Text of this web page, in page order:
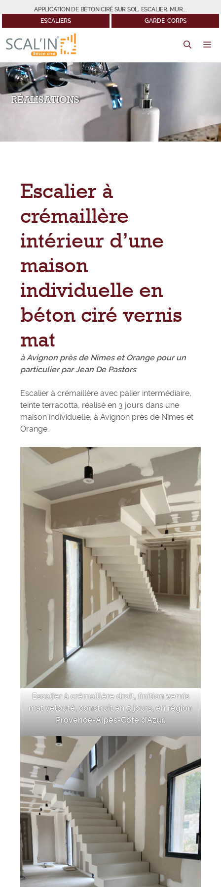
au
contenu
APPLICATION DE BÉTON CIRÉ SUR SOL, ESCALIER, MUR...
ESCALIERS
GARDE-CORPS
RÉALISATIONS
Escalier à
crémaillère
intérieur d’une
maison
individuelle en
béton ciré vernis
mat
à Avignon près de Nîmes et Orange pour un
particulier par Jean De Pastors
Escalier à crémaillère avec palier intermédiaire,
teinte terracotta, réalisé en 3 jours dans une
maison individuelle, à Avignon près de Nîmes et
Orange.
Escalier à crémaillère droit, finition vernis
mat velouté, construit en 3 jours, en région
Provence-Alpes-Côte d’Azur.